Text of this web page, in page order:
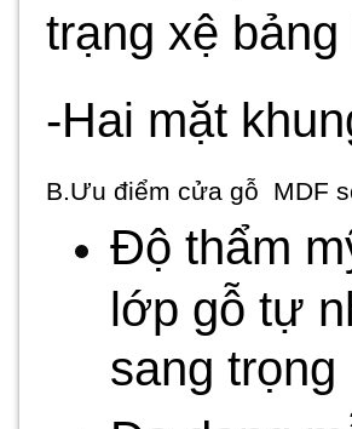
trạng xệ bảng
-Hai mặt
B.Ưu điểm cửa gỗ MDF
Độ thẩm
lớp gỗ tự
sang trọng